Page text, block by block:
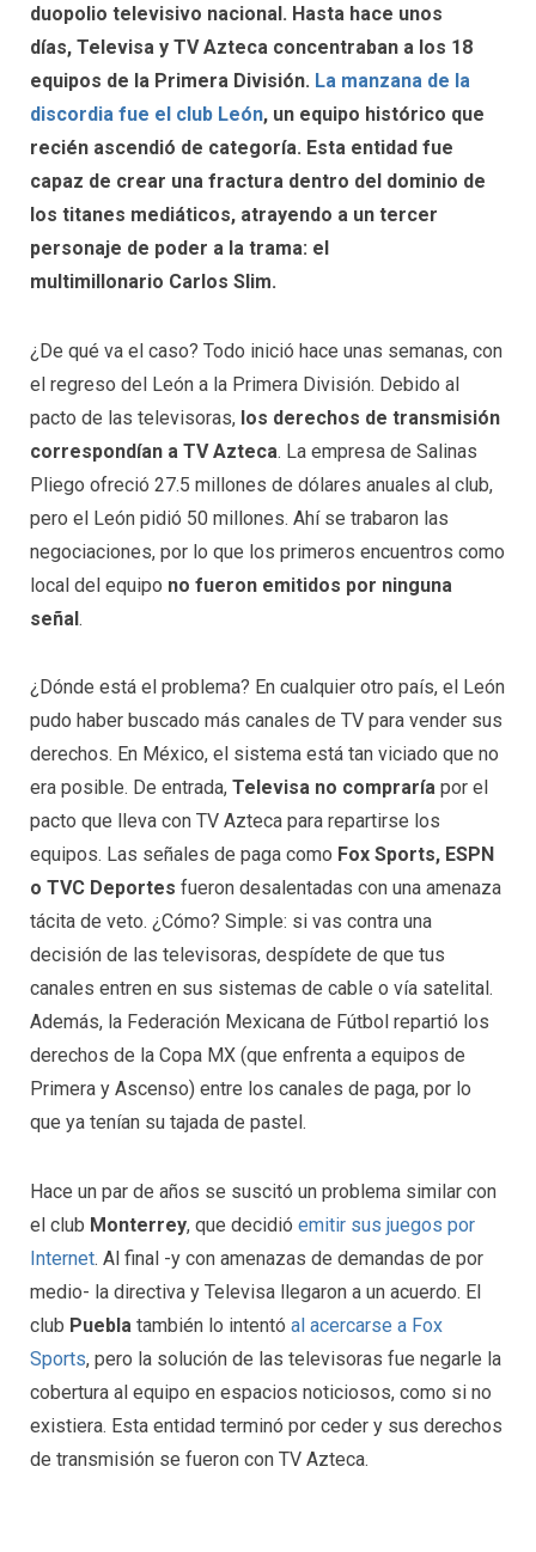
duopolio televisivo nacional. Hasta hace unos
días, Televisa y TV Azteca concentraban a los 18
equipos de la Primera División. La manzana de la
discordia fue el club León, un equipo histórico que
recién ascendió de categoría. Esta entidad fue
capaz de crear una fractura dentro del dominio de
los titanes mediáticos, atrayendo a un tercer
personaje de poder a la trama: el
multimillonario Carlos Slim.
¿De qué va el caso? Todo inició hace unas semanas, con
el regreso del León a la Primera División. Debido al
pacto de las televisoras, los derechos de transmisión
correspondían a TV Azteca. La empresa de Salinas
Pliego ofreció 27.5 millones de dólares anuales al club,
pero el León pidió 50 millones. Ahí se trabaron las
negociaciones, por lo que los primeros encuentros como
local del equipo no fueron emitidos por ninguna
señal.
¿Dónde está el problema? En cualquier otro país, el León
pudo haber buscado más canales de TV para vender sus
derechos. En México, el sistema está tan viciado que no
era posible. De entrada, Televisa no compraría por el
pacto que lleva con TV Azteca para repartirse los
equipos. Las señales de paga como Fox Sports, ESPN
o TVC Deportes fueron desalentadas con una amenaza
tácita de veto. ¿Cómo? Simple: si vas contra una
decisión de las televisoras, despídete de que tus
canales entren en sus sistemas de cable o vía satelital.
Además, la Federación Mexicana de Fútbol repartió los
derechos de la Copa MX (que enfrenta a equipos de
Primera y Ascenso) entre los canales de paga, por lo
que ya tenían su tajada de pastel.
Hace un par de años se suscitó un problema similar con
el club Monterrey, que decidió emitir sus juegos por
Internet. Al final -y con amenazas de demandas de por
medio- la directiva y Televisa llegaron a un acuerdo. El
club Puebla también lo intentó al acercarse a Fox
Sports, pero la solución de las televisoras fue negarle la
cobertura al equipo en espacios noticiosos, como si no
existiera. Esta entidad terminó por ceder y sus derechos
de transmisión se fueron con TV Azteca.